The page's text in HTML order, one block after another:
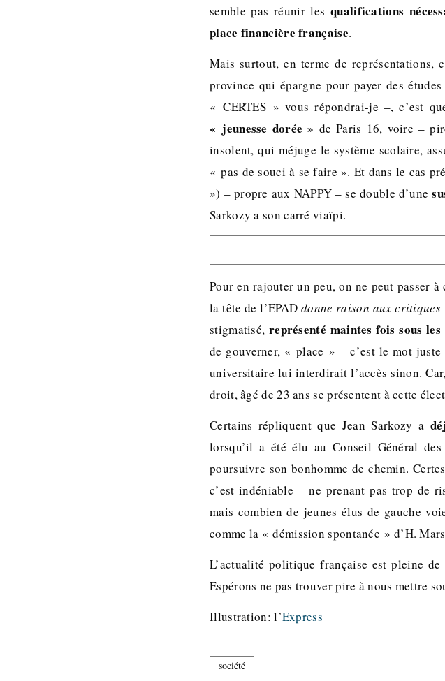
semble pas réunir lesqualifications
place financière française.
Mais surtout, en terme de
province qui épargne pour payer des
« CERTES » vous répondrai-je –, c’est
« jeunesse dorée » de Paris 16, voire –
insolent, qui méjuge le système scolaire,
« pas de souci à se faire ». Et dans le cas
») – propre aux NAPPY – se double d’une
Sarkozy a son carré viaïpi.
Pour en rajouter un peu, on ne peut passer
la tête de l’EPAD donne raison aux critiques
stigmatisé, représenté maintes fois sous
de gouverner, « place » – c’est le mot
universitaire lui interdirait l’accès sinon.
droit, âgé de 23 ans se présentent à cette
Certains répliquent que Jean Sarkozy a
lorsqu’il a été élu au Conseil Général
poursuivre son bonhomme de chemin.
c’est indéniable – ne prenant pas trop de
mais combien de jeunes élus de gauche
comme la « démission spontanée » d’H.
L’actualité politique française est pleine
Espérons ne pas trouver pire à nous mettre
Illustration: l’Express
société